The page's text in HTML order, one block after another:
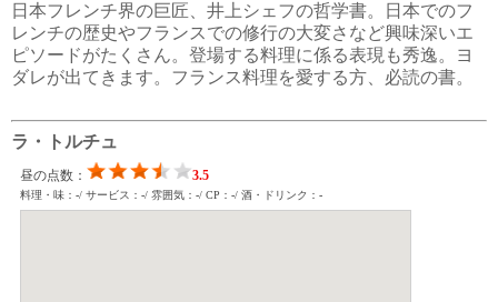
日本フレンチ界の巨匠、井上シェフの哲学書。日本でのフ
レンチの歴史やフランスでの修行の大変さなど興味深いエ
ピソードがたくさん。登場する料理に係る表現も秀逸。ヨ
ダレが出てきます。フランス料理を愛する方、必読の書。
ラ・トルチュ